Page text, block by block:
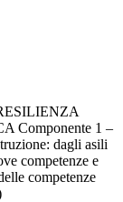
Componente 1 –
dagli asili
competenze e
competenze